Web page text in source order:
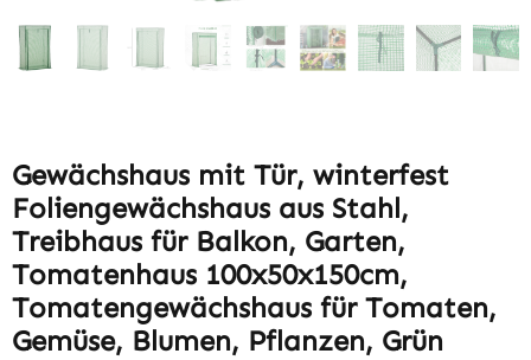
Gewächshaus mit Tür, winterfest
Foliengewächshaus aus Stahl,
Treibhaus für Balkon, Garten,
Tomatenhaus 100x50x150cm,
Tomatengewächshaus für Tomaten,
Gemüse, Blumen, Pflanzen, Grün